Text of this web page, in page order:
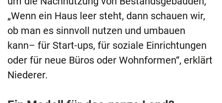
„Wenn ein Haus leer steht, dann schauen wir,
ob man es sinnvoll nutzen und umbauen
kann– für Start-ups, für soziale Einrichtungen
oder für neue Büros oder Wohnformen“, erklärt
Niederer.